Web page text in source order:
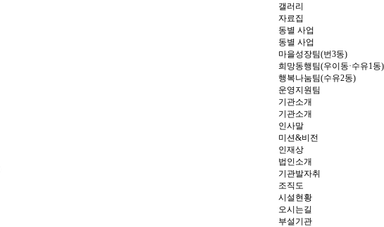
갤러리
자료집
동별 사업
동별 사업
마을성장팀(번3동)
희망동행팀(우이동·수유1동)
행복나눔팀(수유2동)
운영지원팀
기관소개
기관소개
인사말
미션&비전
인재상
법인소개
기관발자취
조직도
시설현황
오시는길
부설기관